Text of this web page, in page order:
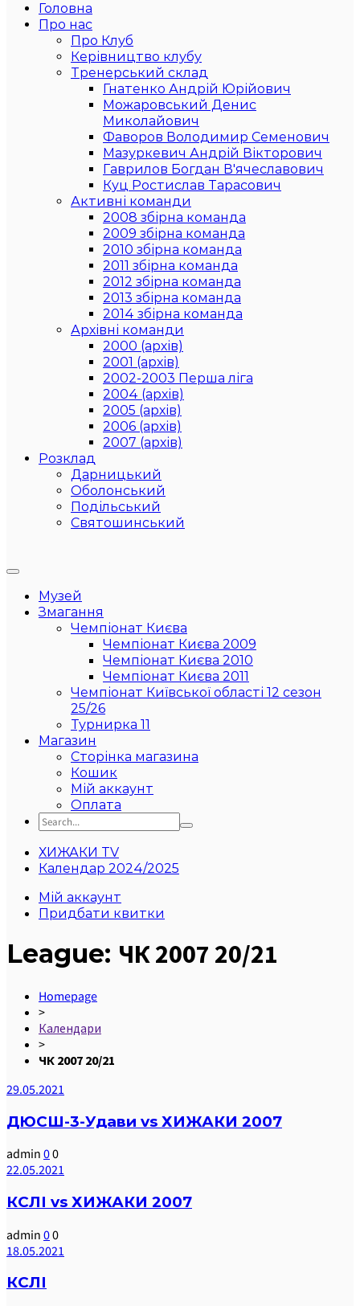
Головна
Про нас
Про Клуб
Керівництво клубу
Тренерський склад
Гнатенко Андрій Юрійович
Можаровський Денис
Миколайович
Фаворов Володимир Семенович
Мазуркевич Андрій Вікторович
Гаврилов Богдан В'ячеславович
Куц Ростислав Тарасович
Активні команди
2008 збірна команда
2009 збірна команда
2010 збірна команда
2011 збірна команда
2012 збірна команда
2013 збірна команда
2014 збірна команда
Архівні команди
2000 (архів)
2001 (архів)
2002-2003 Перша ліга
2004 (архів)
2005 (архів)
2006 (архів)
2007 (архів)
Розклад
Дарницький
Оболонський
Подільський
Святошинський
Музей
Змагання
Чемпіонат Києва
Чемпіонат Києва 2009
Чемпіонат Києва 2010
Чемпіонат Києва 2011
Чемпіонат Київської області 12 сезон
25/26
Турнирка 11
Магазин
Сторінка магазина
Кошик
Мій аккаунт
Оплата
ХИЖАКИ TV
Календар 2024/2025
Мій аккаунт
Придбати квитки
League: ЧК 2007 20/21
Homepage
>
Календари
>
ЧК 2007 20/21
29.05.2021
ДЮСШ-3-Удави vs ХИЖАКИ 2007
admin 00
22.05.2021
КСЛІ vs ХИЖАКИ 2007
admin 00
18.05.2021
КСЛІ